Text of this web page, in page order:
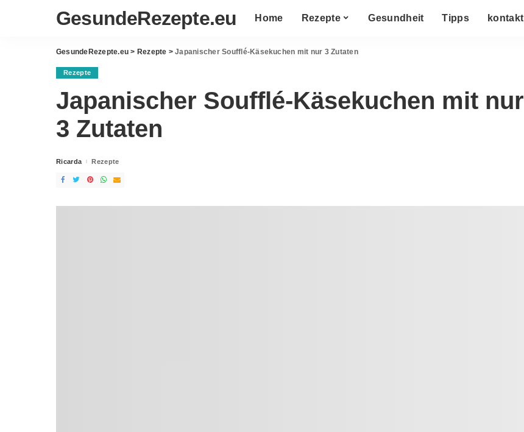
GesundeRezepte.eu Home Rezepte Gesundheit Tipps kontakt
GesundeRezepte.eu > Rezepte >Japanischer Soufflé-Käsekuchen mit nur 3 Zutaten
Rezepte
Japanischer Soufflé-Käsekuchen mit nur
3 Zutaten
Posted
Ricarda Rezepte